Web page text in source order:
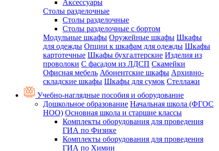
Аксессуары
Столы разделочные
Столы разделочные
Столы разделочные с бортом
Модульные шкафы Оружейные шкафы Шкафы
для одежды Опции к шкафам для одежды Шкафы
картотечные Шкафы бухгалтерские Изделия из
проволоки С фасадом из ЛДСП Скамейки
Офисная мебель Абонентские шкафы Архивно-
складские шкафы Шкафы для сумок Стеллажи
Учебно-наглядные пособия и оборудование
Дошкольное образование Начальная школа (ФГОС
НОО) Основная школа и старшие классы
Комплекты оборудования для проведения
ГИА по Физике
Комплекты оборудования для проведения
ГИА по Химии